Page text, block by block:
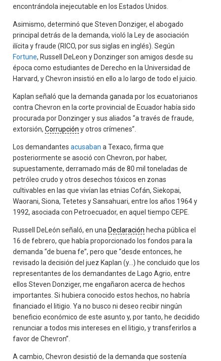
encontrándola inejecutable en los Estados Unidos.
Asimismo, determinó que Steven Donziger, el abogado
principal detrás de la demanda, violó la Ley de asociación
ilícita y fraude (RICO, por sus siglas en inglés). Según
Fortune, Russell DeLeon y Donzinger son amigos desde su
época como estudiantes de Derecho en la Universidad de
Harvard, y Chevron insistió en ello a lo largo de todo el juicio.
Kaplan señaló que la demanda ganada por los ecuatorianos
contra Chevron en la corte provincial de Ecuador había sido
procurada por Donzinger y sus aliados “a través de fraude,
extorsión,Corrupción y otros crímenes”.
Los demandantesacusabana Texaco, firma que
posteriormente se asoció con Chevron, por haber,
supuestamente, derramado más de 80 mil toneladas de
petróleo crudo y otros desechos tóxicos en zonas
cultivables en las que vivían las etnias Cofán, Siekopai,
Waorani, Siona, Tetetes y Sansahuari, entre los años 1964 y
1992, asociada con Petroecuador, en aquel tiempo CEPE.
Russell DeLeón señaló, en unaDeclaración hecha pública el
16 de febrero, que había proporcionado los fondos para la
demanda “de buena fe”, pero que “desde entonces, he
revisado la decisión del juez Kaplan (y…) he concluido que los
representantes de los demandantes de Lago Agrio, entre
ellos Steven Donziger, me engañaron acerca de hechos
importantes. Si hubiera conocido estos hechos, no habría
financiado el litigio. Ya no busco ni deseo recibir ningún
beneficio económico de este asunto y, por tanto, he decidido
renunciar a todos mis intereses en el litigio, y transferirlos a
favor de Chevron”.
A cambio, Chevron desistió de la demanda que sostenía